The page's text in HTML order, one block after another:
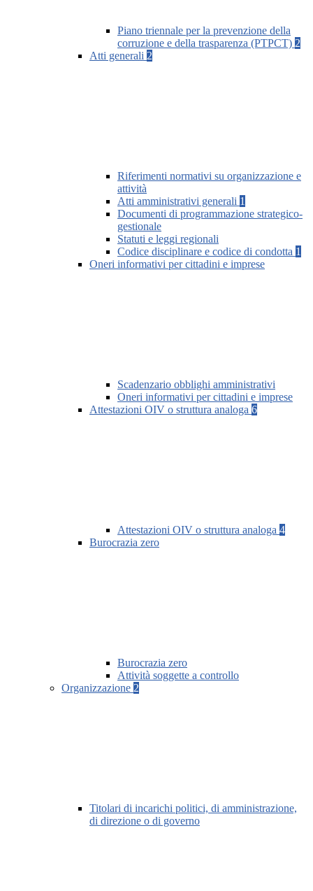
Piano triennale per la prevenzione della
corruzione e della trasparenza (PTPCT) 2
Atti generali 2
Riferimenti normativi su organizzazione e
attività
Atti amministrativi generali 1
Documenti di programmazione strategico-
gestionale
Statuti e leggi regionali
Codice disciplinare e codice di condotta 1
Oneri informativi per cittadini e imprese
Scadenzario obblighi amministrativi
Oneri informativi per cittadini e imprese
Attestazioni OIV o struttura analoga 6
Attestazioni OIV o struttura analoga 4
Burocrazia zero
Burocrazia zero
Attività soggette a controllo
Organizzazione 2
Titolari di incarichi politici, di amministrazione,
di direzione o di governo